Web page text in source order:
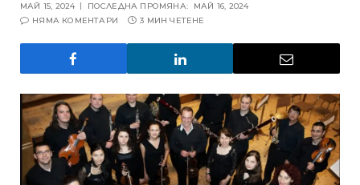
МАЙ 15, 2024 ПОСЛЕДНА ПРОМЯНА:
МАЙ 16, 2024
НЯМА КОМЕНТАРИ
3 МИН ЧЕТЕНЕ